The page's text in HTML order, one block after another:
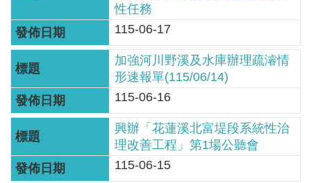
廉
政
平
臺
性
平
專
區
性任務
115-06-17
加強河川野溪及水庫辦理疏濬情
形速報單(115/06/14)
115-06-16
興辦「花蓮溪北富堤段系統性治
理改善工程」第1場公聽會
115-06-15